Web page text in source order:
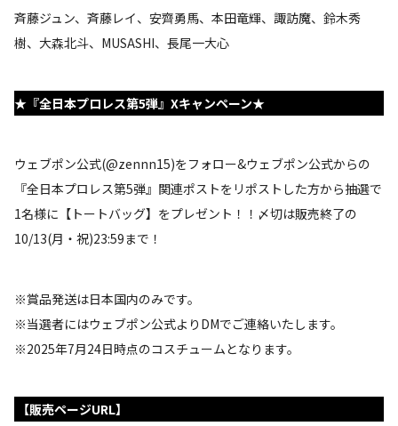
斉藤ジュン、斉藤レイ、安齊勇馬、本田竜輝、諏訪魔、鈴木秀
樹、大森北斗、MUSASHI、長尾一大心
★『全日本プロレス第5弾』Xキャンペーン★
ウェブポン公式(@zennn15)をフォロー&ウェブポン公式からの
『全日本プロレス第5弾』関連ポストをリポストした方から抽選で
1名様に【トートバッグ】をプレゼント！！〆切は販売終了の
10/13(月・祝)23:59まで！
※賞品発送は日本国内のみです。
※当選者にはウェブポン公式よりDMでご連絡いたします。
※2025年7月24日時点のコスチュームとなります。
【販売ページURL】